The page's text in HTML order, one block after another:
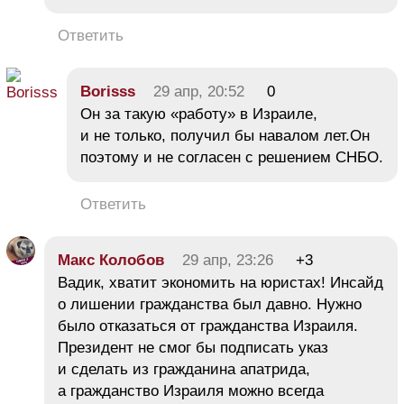
Ответить
Borisss 29 апр, 20:52
0
Он за такую «работу» в Израиле,
и не только, получил бы навалом лет.Он
поэтому и не согласен с решением СНБО.
Ответить
Макс Колобов 29 апр, 23:26
+3
Вадик, хватит экономить на юристах! Инсайд
о лишении гражданства был давно. Нужно
было отказаться от гражданства Израиля.
Президент не смог бы подписать указ
и сделать из гражданина апатрида,
а гражданство Израиля можно всегда